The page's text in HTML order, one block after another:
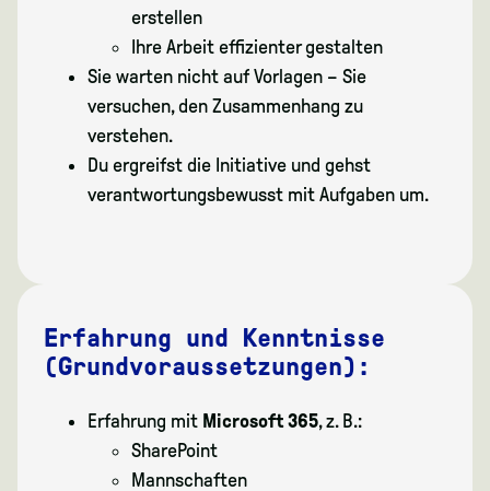
erstellen
Ihre Arbeit effizienter gestalten
Sie warten nicht auf Vorlagen – Sie
versuchen, den Zusammenhang zu
verstehen.
Du ergreifst die Initiative und gehst
verantwortungsbewusst mit Aufgaben um.
Erfahrung und Kenntnisse
(Grundvoraussetzungen):
Erfahrung mit Microsoft 365, z. B.:
SharePoint
Mannschaften